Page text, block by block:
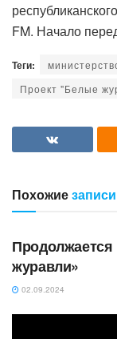
FM. Начало
Теги:
Проект "Белые
Похожиезаписи
НОВОСТИ
журавли»
02.09.2024